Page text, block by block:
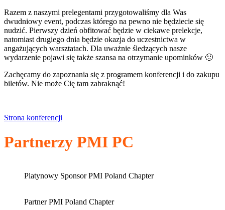
Razem z naszymi prelegentami przygotowaliśmy dla Was
dwudniowy event, podczas którego na pewno nie będziecie się
nudzić. Pierwszy dzień obfitować będzie w ciekawe prelekcje,
natomiast drugiego dnia będzie okazja do uczestnictwa w
angażujących warsztatach. Dla uważnie śledzących nasze
wydarzenie pojawi się także szansa na otrzymanie upominków 🙂
Zachęcamy do zapoznania się z programem konferencji i do zakupu
biletów. Nie może Cię tam zabraknąć!
Strona konferencji
Partnerzy PMI PC
Platynowy Sponsor PMI Poland Chapter
Partner PMI Poland Chapter